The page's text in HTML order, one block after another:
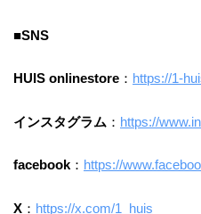
■SNS
HUIS onlinestore ： https://1-
インスタグラム ： https://
facebook ： https://
X ： https://x.com/1_huis